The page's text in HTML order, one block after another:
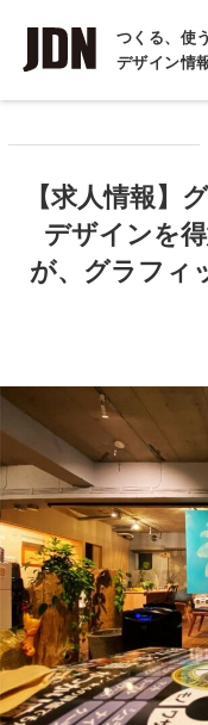
つくる、使
デザイン情
インタビュー
COLUMN
コラム
【求人情報】
デザインを
が、グラフィ